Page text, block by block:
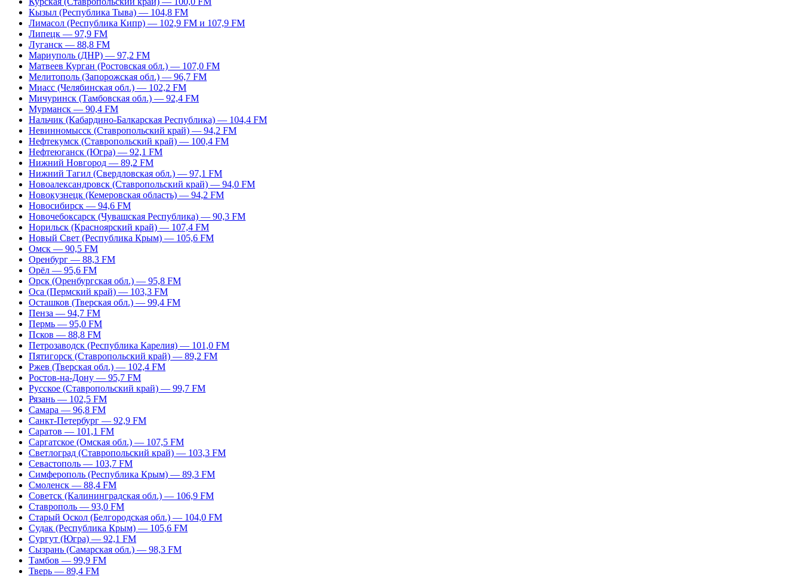
Кызыл (Республика Тыва) — 104,8 FM
Лимасол (Республика Кипр) — 102,9 FM и 107,9 FM
Липецк — 97,9 FM
Луганск — 88,8 FM
Мариуполь (ДНР) — 97,2 FM
Матвеев Курган (Ростовская обл.) — 107,0 FM
Мелитополь (Запорожская обл.) — 96,7 FM
Миасс (Челябинская обл.) — 102,2 FM
Мичуринск (Тамбовская обл.) — 92,4 FM
Мурманск — 90,4 FM
Нальчик (Кабардино-Балкарская Республика) — 104,4 FM
Невинномысск (Ставропольский край) — 94,2 FM
Нефтекумск (Ставропольский край) — 100,4 FM
Нефтеюганск (Югра) — 92,1 FM
Нижний Новгород — 89,2 FM
Нижний Тагил (Свердловская обл.) — 97,1 FM
Новоалександровск (Ставропольский край) — 94,0 FM
Новокузнецк (Кемеровская область) — 94,2 FM
Новосибирск — 94,6 FM
Новочебоксарск (Чувашская Республика) — 90,3 FM
Норильск (Красноярский край) — 107,4 FM
Новый Свет (Республика Крым) — 105,6 FM
Омск — 90,5 FM
Оренбург — 88,3 FM
Орёл — 95,6 FM
Орск (Оренбургская обл.) — 95,8 FM
Оса (Пермский край) — 103,3 FM
Осташков (Тверская обл.) — 99,4 FM
Пенза — 94,7 FM
Пермь — 95,0 FM
Псков — 88,8 FM
Петрозаводск (Республика Карелия) — 101,0 FM
Пятигорск (Ставропольский край) — 89,2 FM
Ржев (Тверская обл.) — 102,4 FM
Ростов-на-Дону — 95,7 FM
Русское (Ставропольский край) — 99,7 FM
Рязань — 102,5 FM
Самара — 96,8 FM
Санкт-Петербург — 92,9 FM
Саратов — 101,1 FM
Саргатское (Омская обл.) — 107,5 FM
Светлоград (Ставропольский край) — 103,3 FM
Севастополь — 103,7 FM
Симферополь (Республика Крым) — 89,3 FM
Смоленск — 88,4 FM
Советск (Калининградская обл.) — 106,9 FM
Ставрополь — 93,0 FM
Старый Оскол (Белгородская обл.) — 104,0 FM
Судак (Республика Крым) — 105,6 FM
Сургут (Югра) — 92,1 FM
Сызрань (Самарская обл.) — 98,3 FM
Тамбов — 99,9 FM
Тверь — 89,4 FM